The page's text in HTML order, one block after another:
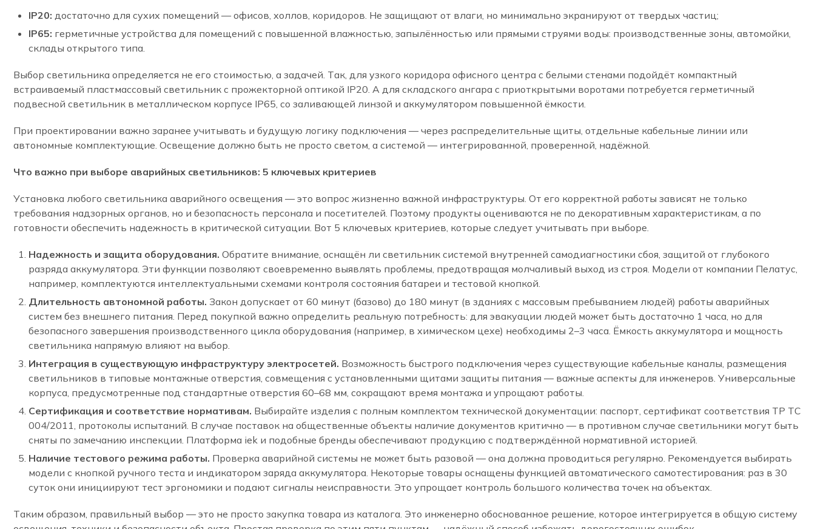
IP20: достаточно для сухих помещений — офисов, холлов, коридоров. Не защищают от влаги, но минимально экранируют от твердых частиц;
IP65: герметичные устройства для помещений с повышенной влажностью, запылённостью или прямыми струями воды: производственные зоны, автомойки,
склады открытого типа.
Выбор светильника определяется не его стоимостью, а задачей. Так, для узкого коридора офисного центра с белыми стенами подойдёт компактный
встраиваемый пластмассовый светильник с прожекторной оптикой IP20. А для складского ангара с приоткрытыми воротами потребуется герметичный
подвесной светильник в металлическом корпусе IP65, со заливающей линзой и аккумулятором повышенной ёмкости.
При проектировании важно заранее учитывать и будущую логику подключения — через распределительные щиты, отдельные кабельные линии или
автономные комплектующие. Освещение должно быть не просто светом, а системой — интегрированной, проверенной, надёжной.
Что важно при выборе аварийных светильников: 5 ключевых критериев
Установка любого светильника аварийного освещения — это вопрос жизненно важной инфраструктуры. От его корректной работы зависят не только
требования надзорных органов, но и безопасность персонала и посетителей. Поэтому продукты оцениваются не по декоративным характеристикам, а по
готовности обеспечить надежность в критической ситуации. Вот 5 ключевых критериев, которые следует учитывать при выборе.
Надежность и защита оборудования. Обратите внимание, оснащён ли светильник системой внутренней самодиагностики сбоя, защитой от глубокого
разряда аккумулятора. Эти функции позволяют своевременно выявлять проблемы, предотвращая молчаливый выход из строя. Модели от компании Пелатус,
например, комплектуются интеллектуальными схемами контроля состояния батареи и тестовой кнопкой.
Длительность автономной работы. Закон допускает от 60 минут (базово) до 180 минут (в зданиях с массовым пребыванием людей) работы аварийных
систем без внешнего питания. Перед покупкой важно определить реальную потребность: для эвакуации людей может быть достаточно 1 часа, но для
безопасного завершения производственного цикла оборудования (например, в химическом цехе) необходимы 2–3 часа. Ёмкость аккумулятора и мощность
светильника напрямую влияют на выбор.
Интеграция в существующую инфраструктуру электросетей. Возможность быстрого подключения через существующие кабельные каналы, размещения
светильников в типовые монтажные отверстия, совмещения с установленными щитами защиты питания — важные аспекты для инженеров. Универсальные
корпуса, предусмотренные под стандартные отверстия 60–68 мм, сокращают время монтажа и упрощают работы.
Сертификация и соответствие нормативам. Выбирайте изделия с полным комплектом технической документации: паспорт, сертификат соответствия ТР ТС
004/2011, протоколы испытаний. В случае поставок на общественные объекты наличие документов критично — в противном случае светильники могут быть
сняты по замечанию инспекции. Платформа iek и подобные бренды обеспечивают продукцию с подтверждённой нормативной историей.
Наличие тестового режима работы. Проверка аварийной системы не может быть разовой — она должна проводиться регулярно. Рекомендуется выбирать
модели с кнопкой ручного теста и индикатором заряда аккумулятора. Некоторые товары оснащены функцией автоматического самотестирования: раз в 30
суток они инициируют тест эргономики и подают сигналы неисправности. Это упрощает контроль большого количества точек на объектах.
Таким образом, правильный выбор — это не просто закупка товара из каталога. Это инженерно обоснованное решение, которое интегрируется в общую систему